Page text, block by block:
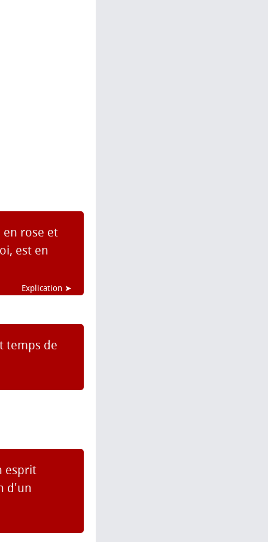
en rose et
est en
Explication ➤
temps de
esprit
d'un